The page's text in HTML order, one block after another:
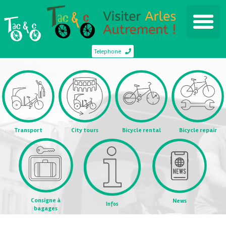
Telephone
Transport City tours Bicycle rental Bicycle repair
Consigne à
bagages
Infos News